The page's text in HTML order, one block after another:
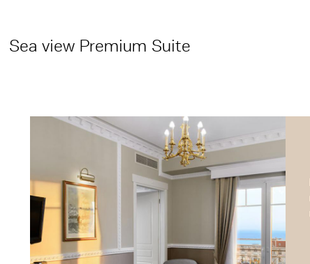
Sea view Premium Suite